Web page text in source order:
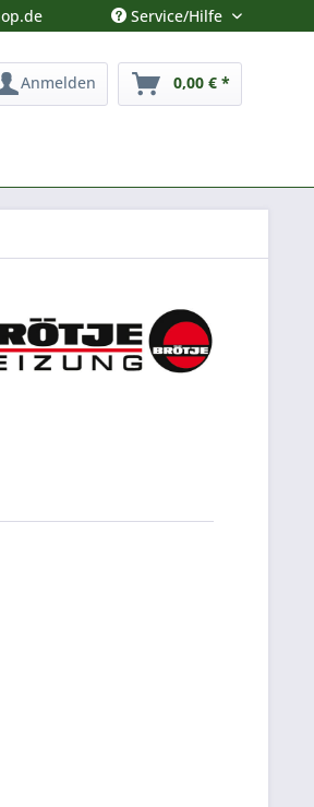
Service/Hilfe
Anmelden 0,00 € *